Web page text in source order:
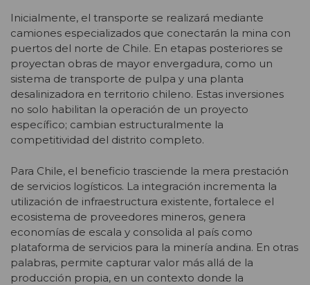
Inicialmente, el transporte se realizará mediante
camiones especializados que conectarán la mina con
puertos del norte de Chile. En etapas posteriores se
proyectan obras de mayor envergadura, como un
sistema de transporte de pulpa y una planta
desalinizadora en territorio chileno. Estas inversiones
no solo habilitan la operación de un proyecto
específico; cambian estructuralmente la
competitividad del distrito completo.
Para Chile, el beneficio trasciende la mera prestación
de servicios logísticos. La integración incrementa la
utilización de infraestructura existente, fortalece el
ecosistema de proveedores mineros, genera
economías de escala y consolida al país como
plataforma de servicios para la minería andina. En otras
palabras, permite capturar valor más allá de la
producción propia, en un contexto donde la